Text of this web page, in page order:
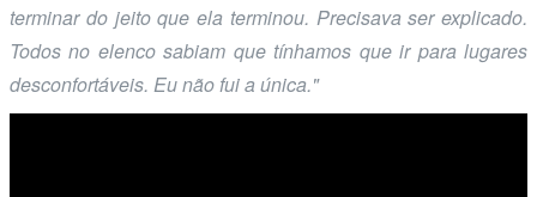
terminar do jeito que ela terminou. Precisava ser explicado.
Todos no elenco sabiam que tínhamos que ir para lugares
desconfortáveis. Eu não fui a única."